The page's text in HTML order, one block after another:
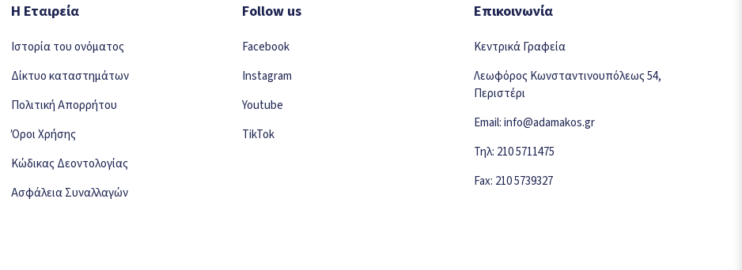
Η Εταιρεία
Ιστορία του ονόματος
Δίκτυο καταστημάτων
Πολιτική Απορρήτου
Όροι Χρήσης
Κώδικας Δεοντολογίας
Ασφάλεια Συναλλαγών
Follow us
Facebook
Instagram
Youtube
TikTok
Επικοινωνία
Κεντρικά Γραφεία
Λεωφόρος Κωνσταντινουπόλεως 54,
Περιστέρι
Email: info@adamakos.gr
Τηλ: 210 5711475
Fax: 210 5739327